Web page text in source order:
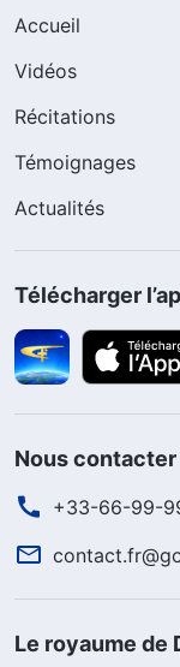
Accueil
Vidéos
Récitations
Témoignages
Actualités
Télécharger
Nous contacter
+33-66-99-
Le royaume de